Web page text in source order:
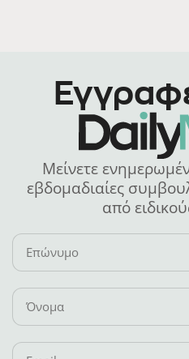
Μείνετε
εβδομαδιαίες
από